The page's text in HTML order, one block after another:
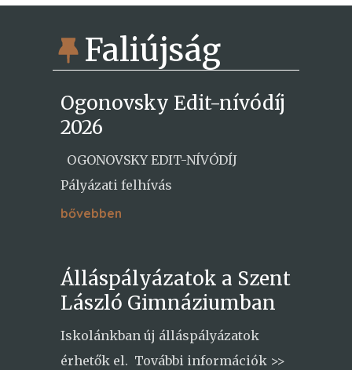
Faliújság
Ogonovsky Edit-nívódíj
2026
OGONOVSKY EDIT-NÍVÓDÍJ
Pályázati felhívás
bővebben
Álláspályázatok a Szent
László Gimnáziumban
Iskolánkban új álláspályázatok
érhetők el. További információk >>